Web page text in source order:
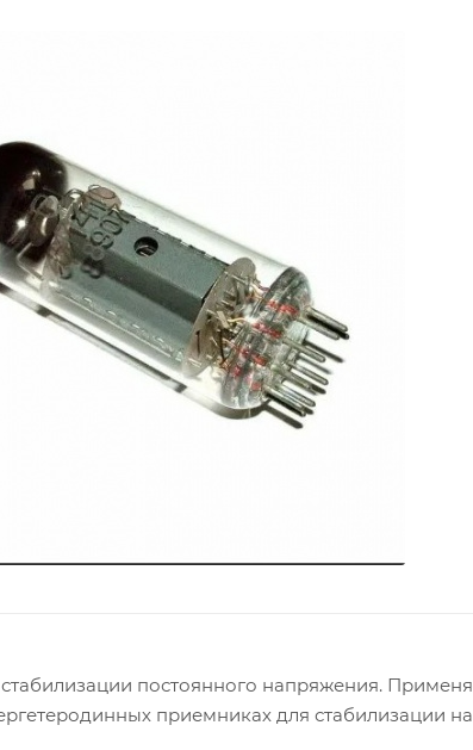
постоянного напряжения.
приемниках для стабилизации